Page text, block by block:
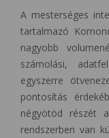
A mesterséges
tartalmazó
nagyobb
számolási,
egyszerre
pontosítás
négyötöd részét
rendszerben van